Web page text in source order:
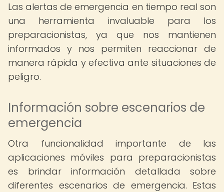
Las alertas de emergencia en tiempo real son
una herramienta invaluable para los
preparacionistas, ya que nos mantienen
informados y nos permiten reaccionar de
manera rápida y efectiva ante situaciones de
peligro.
Información sobre escenarios de
emergencia
Otra funcionalidad importante de las
aplicaciones móviles para preparacionistas
es brindar información detallada sobre
diferentes escenarios de emergencia. Estas